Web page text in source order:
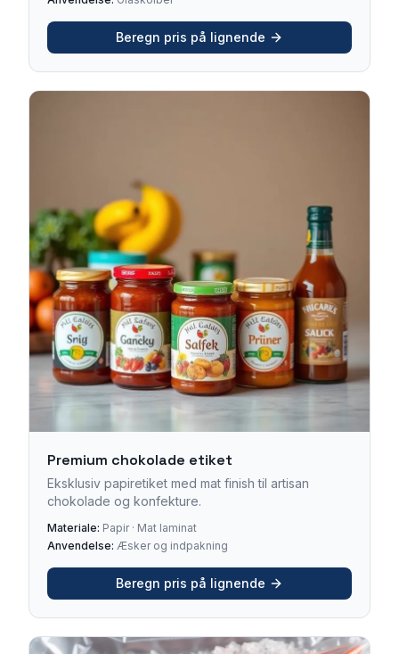
Beregn pris på lignende
Premium chokolade etiket
Eksklusiv papiretiket med mat finish til artisan
chokolade og konfekture.
Materiale: Papir · Mat laminat
Anvendelse: Æsker og indpakning
Beregn pris på lignende